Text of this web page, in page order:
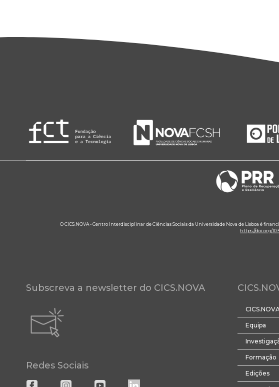
O CICS.NOVA - Centro Interdisciplinar de Ciências Sociais da Universidade Nova de Lisboa é
https://doi.org/
Subscreva a newsletter do CICS.NOVA
Redes Sociais
Equipa
Formação
Edições